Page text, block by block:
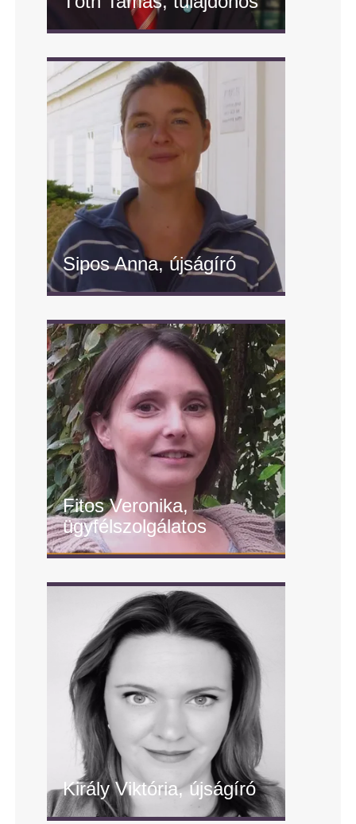
Sipos Anna, újságíró
ügyfélszolgálatos"/>
Fitos Veronika,
ügyfélszolgálatos
Király Viktória, újságíró